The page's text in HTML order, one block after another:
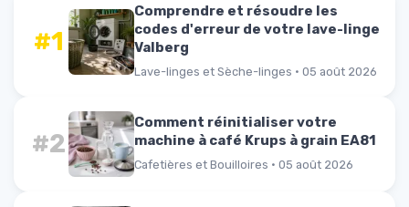
#1
Comprendre et résoudre les
codes d'erreur de votre lave-linge
Valberg
Lave-linges et Sèche-linges · 05 août 2026
#2
Comment réinitialiser votre
machine à café Krups à grain EA81
Cafetières et Bouilloires · 05 août 2026